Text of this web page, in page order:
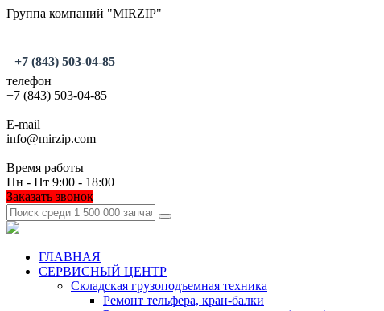
Группа компаний "MIRZIP"
+7 (843) 503-04-85
телефон
+7 (843) 503-04-85
E-mail
info@mirzip.com
Время работы
Пн - Пт 9:00 - 18:00
Заказать звонок
ГЛАВНАЯ
СЕРВИСНЫЙ ЦЕНТР
Складская грузоподъемная техника
Ремонт тельфера, кран-балки